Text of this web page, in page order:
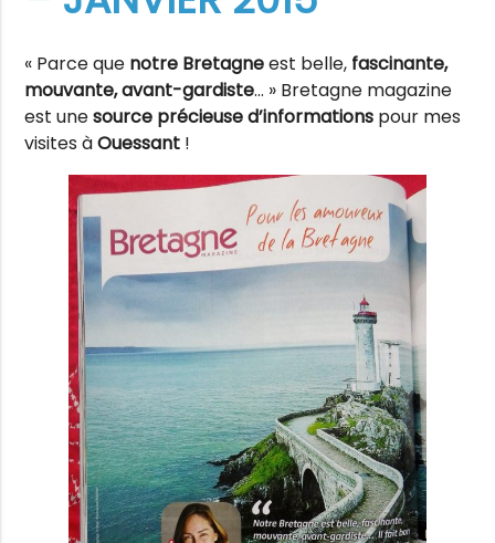
« Parce que notre Bretagneest belle, fascinante,
mouvante, avant-gardiste… » Bretagne magazine
est unesource précieuse d’informations pour mes
visites àOuessant !